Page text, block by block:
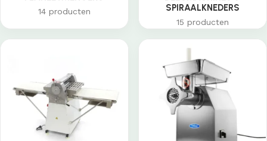
14 producten
SPIRAALKNEDERS
15 producten